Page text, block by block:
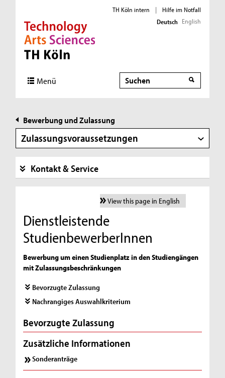
Direkt zur Hauptnavigation
Direkt zur Subnavigation
Direkt zum Inhalt
Direkt zum Fußbereich
TH Köln intern |
Hilfe im Notfall
Deutsch English
Menü Suche
Bewerbung und Zulassung
Zulassungsvoraussetzungen
Kontakt & Service
View this page in English
Dienstleistende
StudienbewerberInnen
Bewerbung um einen Studienplatz in den Studiengängen
mit Zulassungsbeschränkungen
Bevorzugte Zulassung
Nachrangiges Auswahlkriterium
Bevorzugte Zulassung
Zusätzliche Informationen
Sonderanträge